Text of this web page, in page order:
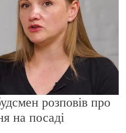
р
е
ж
и
м
у
розповів про
на посаді